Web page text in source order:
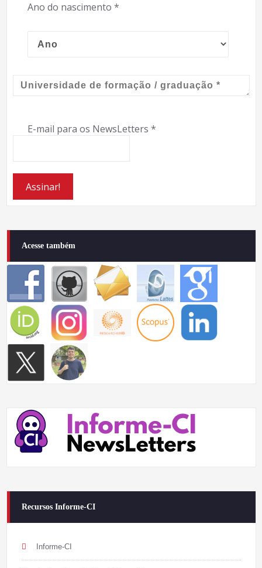
Ano do nascimento *
E-mail para os NewsLetters *
Acesse também
Recursos Informe-CI
Informe-CI